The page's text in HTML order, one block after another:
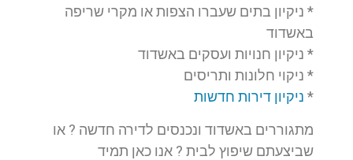
* ניקיון בתים שעברו הצפות או מקרי שריפה
באשדוד
* ניקיון חנויות ועסקים באשדוד
* ניקוי חלונות ותריסים
* ניקיון דירות חדשות
מתגוררים באשדוד ונכנסים לדירה חדשה ? או
שביצעתם שיפוץ לבית ? אנו כאן תמיד